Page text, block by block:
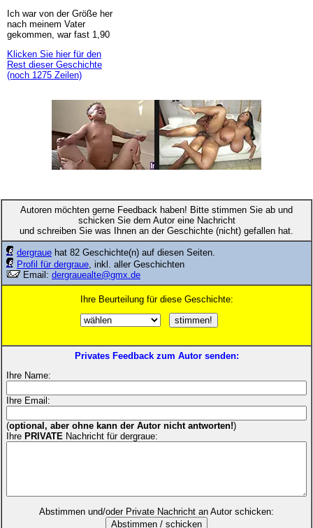
Ich war von der Größe her
nach meinem Vater
gekommen, war fast 1,90
Klicken Sie hier für den
Rest dieser Geschichte
(noch 1275 Zeilen)
Autoren möchten gerne Feedback haben! Bitte stimmen Sie ab und
schicken Sie dem Autor eine Nachricht
und schreiben Sie was Ihnen an der Geschichte (nicht) gefallen hat.
dergraue hat 82 Geschichte(n) auf diesen Seiten.
Profil für dergraue , inkl. aller Geschichten
Email: dergrauealte@gmx.de
Ihre Beurteilung für diese Geschichte:
Privates Feedback zum Autor senden:
Ihre Name:
Ihre Email:
(optional, aber ohne kann der Autor nicht antworten!)
Ihre PRIVATE Nachricht für dergraue:
Abstimmen und/oder Private Nachricht an Autor schicken: